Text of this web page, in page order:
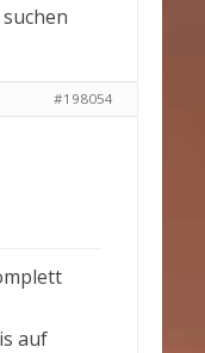
#198054
auf